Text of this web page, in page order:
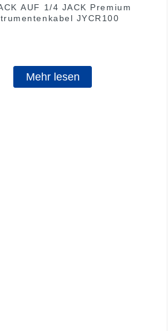
AUF 1/4 JACK Premium
JYCR100
Mehr lesen